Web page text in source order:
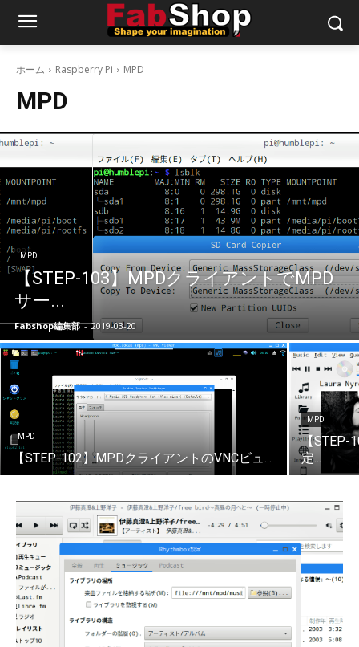
ホーム Raspberry Pi MPD
MPD
MPD
【STEP-103】MPDクライアントでMPD
サー...
Fabshop編集部 - 2019-03-20
MPD
【STEP-102】MPDクライアントのVNCビュ...
MPD
【STEP-
定...